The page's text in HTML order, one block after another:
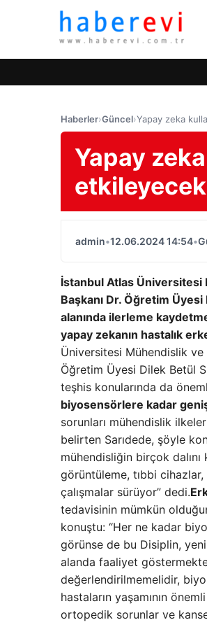
Haberler›Güncel›Yapay zeka
Yapay
etkileyecek
admin•12.06.2024 14:54•
İstanbul Atlas
Başkanı Dr. Öğretim
alanında ilerleme
yapay zekanın hastalık
Üniversitesi Mühendislik
Öğretim Üyesi Dilek Betül
teşhis konularında da
biyosensörlere kadar
sorunları mühendislik
belirten Sarıdede, şöyle
mühendisliğin birçok
görüntüleme, tıbbi
çalışmalar sürüyor” dedi.
tedavisinin mümkün
konuştu: “Her ne kadar
görünse de bu Disiplin,
alanda faaliyet
değerlendirilmemelidir,
hastaların yaşamının
ortopedik sorunlar ve